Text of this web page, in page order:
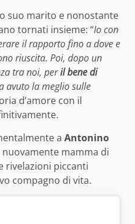
suo marito e nonostante
tornati insieme: “Io con
il rapporto fino a dove e
riuscita. Poi, dopo un
tra noi, peril bene di
avuto la meglio sulle
d’amore con il
a Antonino
nuovamente mamma di
rivelazioni piccanti
compagno di vita.